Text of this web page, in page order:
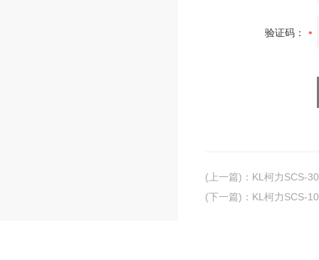
验证码：
(上一篇) ： KL柯力SCS-
(下一篇) ： KL柯力SCS-